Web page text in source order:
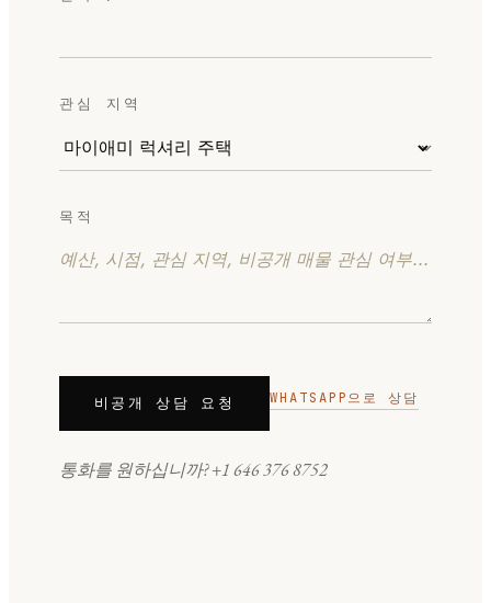
관심 지역
목적
비공개 상담 요청 WHATSAPP으로 상담
통화를 원하십니까?+1 646 376 8752